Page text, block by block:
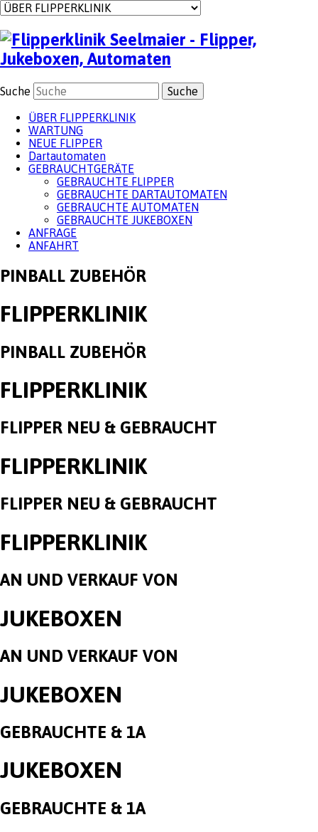
Suche
ÜBER FLIPPERKLINIK
WARTUNG
NEUE FLIPPER
Dartautomaten
GEBRAUCHTGERÄTE
GEBRAUCHTE FLIPPER
GEBRAUCHTE DARTAUTOMATEN
GEBRAUCHTE AUTOMATEN
GEBRAUCHTE JUKEBOXEN
ANFRAGE
ANFAHRT
PINBALL ZUBEHÖR
FLIPPERKLINIK
PINBALL ZUBEHÖR
FLIPPERKLINIK
FLIPPER NEU & GEBRAUCHT
FLIPPERKLINIK
FLIPPER NEU & GEBRAUCHT
FLIPPERKLINIK
AN UND VERKAUF VON
JUKEBOXEN
AN UND VERKAUF VON
JUKEBOXEN
GEBRAUCHTE & 1A
JUKEBOXEN
GEBRAUCHTE & 1A